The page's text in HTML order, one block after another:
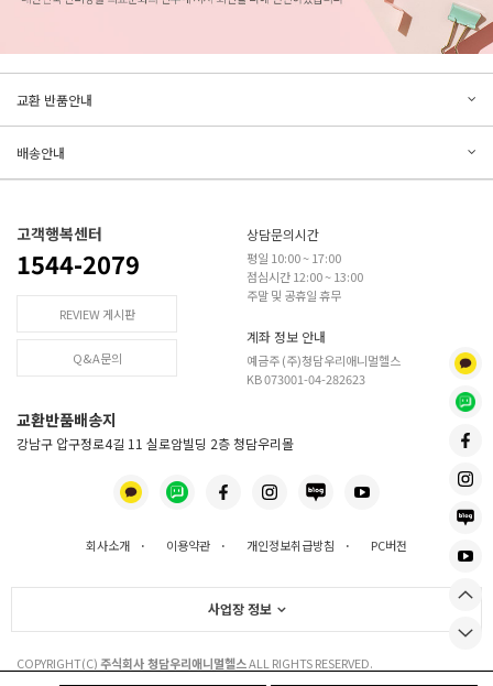
교환 반품안내
배송안내
고객행복센터
1544-2079
REVIEW 게시판
Q&A문의
상담문의시간
평일 10:00 ~ 17:00
점심시간 12:00 ~ 13:00
주말 및 공휴일 휴무
계좌 정보 안내
예금주 (주)청담우리애니멀헬스
KB 073001-04-282623
교환반품배송지
강남구 압구정로4길 11 실로암빌딩 2층 청담우리몰
회사소개 · 이용약관 · 개인정보취급방침 · PC버전
사업장 정보
COPYRIGHT(C)주식회사 청담우리애니멀헬스ALL RIGHTS RESERVED.